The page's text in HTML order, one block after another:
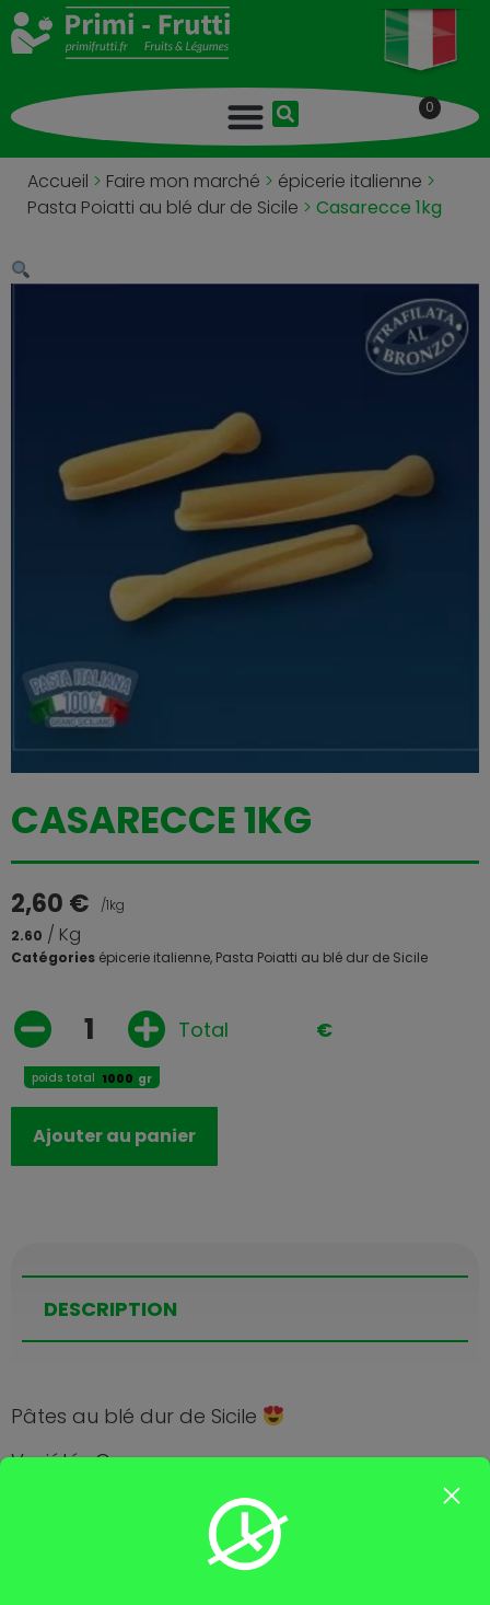
0
Accueil > Faire mon marché > épicerie italienne >
Pasta Poiatti au blé dur de Sicile > Casarecce 1kg
CASARECCE 1KG
2,60 €
/1kg
2.60 / Kg
Catégories épicerie italienne, Pasta Poiatti au blé dur de Sicile
poids total gr
Total €
Ajouter au panier
DESCRIPTION
Pâtes au blé dur de Sicile
Variété : Casarecce